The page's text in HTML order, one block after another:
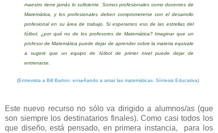
maestro tiene jamás lo suficiente. Somos profesionales como docentes de
Matemática, y los profesionales deben comprometerse con el desarrollo
profesional en su área de trabajo. Si esperamos eso de las estrellas del
fútbol, ¿por qué no de los profesores de Matemática? Imaginar que un
profesor de Matemática puede dejar de aprender sobre la materia equivale
a sugerir que un equipo de fútbol de primer nivel puede dejar de
entrenarse.
(Entrevista a Bill Barton: enseñando a amar las matemáticas. Síntesis Educativa)
Este nuevo recurso no sólo va dirigido a alumnos/as (que
son siempre los destinatarios finales). Como casi todos los
que diseño, está pensado, en primera instancia, para los